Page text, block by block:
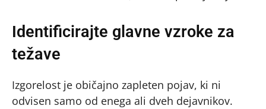
Identificirajte glavne vzroke za
težave
Izgorelost je običajno zapleten pojav, ki ni
odvisen samo od enega ali dveh dejavnikov.